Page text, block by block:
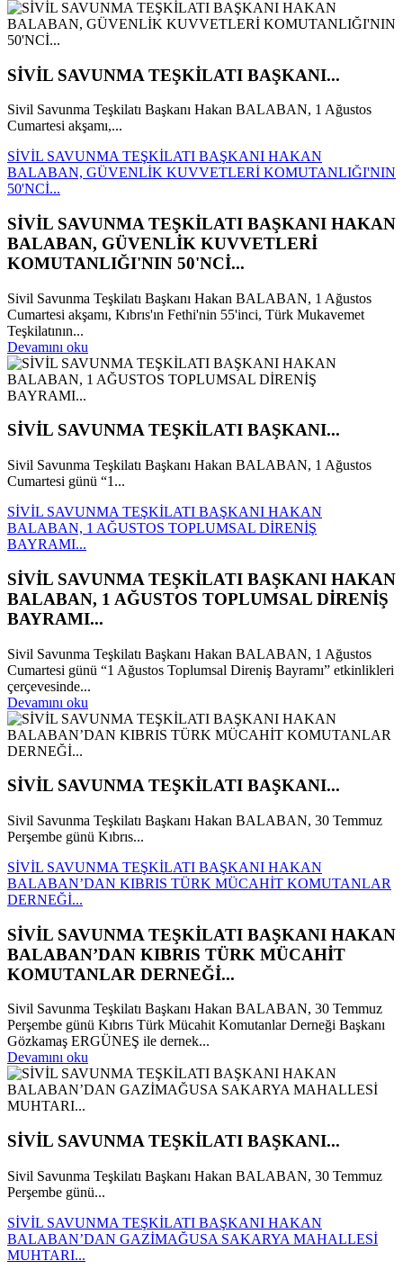
SİVİL SAVUNMA TEŞKİLATI BAŞKANI...
Sivil Savunma Teşkilatı Başkanı Hakan BALABAN, 1 Ağustos
Cumartesi akşamı,...
SİVİL SAVUNMA TEŞKİLATI BAŞKANI HAKAN
BALABAN, GÜVENLİK KUVVETLERİ KOMUTANLIĞI'NIN
50'NCİ...
SİVİL SAVUNMA TEŞKİLATI BAŞKANI HAKAN
BALABAN, GÜVENLİK KUVVETLERİ
KOMUTANLIĞI'NIN 50'NCİ...
Sivil Savunma Teşkilatı Başkanı Hakan BALABAN, 1 Ağustos
Cumartesi akşamı, Kıbrıs'ın Fethi'nin 55'inci, Türk Mukavemet
Teşkilatının...
Devamını oku
SİVİL SAVUNMA TEŞKİLATI BAŞKANI...
Sivil Savunma Teşkilatı Başkanı Hakan BALABAN, 1 Ağustos
Cumartesi günü “1...
SİVİL SAVUNMA TEŞKİLATI BAŞKANI HAKAN
BALABAN, 1 AĞUSTOS TOPLUMSAL DİRENİŞ
BAYRAMI...
SİVİL SAVUNMA TEŞKİLATI BAŞKANI HAKAN
BALABAN, 1 AĞUSTOS TOPLUMSAL DİRENİŞ
BAYRAMI...
Sivil Savunma Teşkilatı Başkanı Hakan BALABAN, 1 Ağustos
Cumartesi günü “1 Ağustos Toplumsal Direniş Bayramı” etkinlikleri
çerçevesinde...
Devamını oku
SİVİL SAVUNMA TEŞKİLATI BAŞKANI...
Sivil Savunma Teşkilatı Başkanı Hakan BALABAN, 30 Temmuz
Perşembe günü Kıbrıs...
SİVİL SAVUNMA TEŞKİLATI BAŞKANI HAKAN
BALABAN’DAN KIBRIS TÜRK MÜCAHİT KOMUTANLAR
DERNEĞİ...
SİVİL SAVUNMA TEŞKİLATI BAŞKANI HAKAN
BALABAN’DAN KIBRIS TÜRK MÜCAHİT
KOMUTANLAR DERNEĞİ...
Sivil Savunma Teşkilatı Başkanı Hakan BALABAN, 30 Temmuz
Perşembe günü Kıbrıs Türk Mücahit Komutanlar Derneği Başkanı
Gözkamaş ERGÜNEŞ ile dernek...
Devamını oku
SİVİL SAVUNMA TEŞKİLATI BAŞKANI...
Sivil Savunma Teşkilatı Başkanı Hakan BALABAN, 30 Temmuz
Perşembe günü...
SİVİL SAVUNMA TEŞKİLATI BAŞKANI HAKAN
BALABAN’DAN GAZİMAĞUSA SAKARYA MAHALLESİ
MUHTARI...